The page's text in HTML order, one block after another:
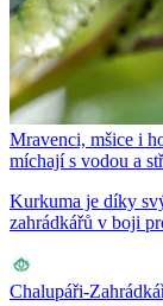
Mravenci, mšice i
míchají s vodou a
Kurkuma je díky
zahrádkářů v boji
Chalupáři-